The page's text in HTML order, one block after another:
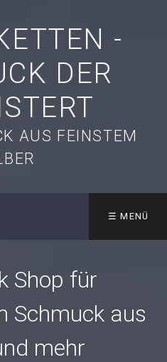
-
DER
AUS FEINSTEM
☰ MENÜ
Shop für
Schmuck aus
mehr